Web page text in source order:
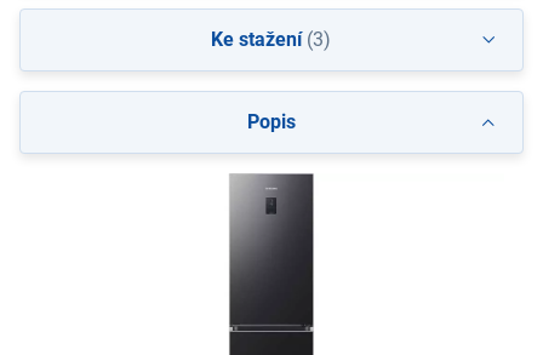
Popis
Ke stažení(3)